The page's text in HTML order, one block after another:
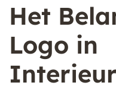
Het
Logo in